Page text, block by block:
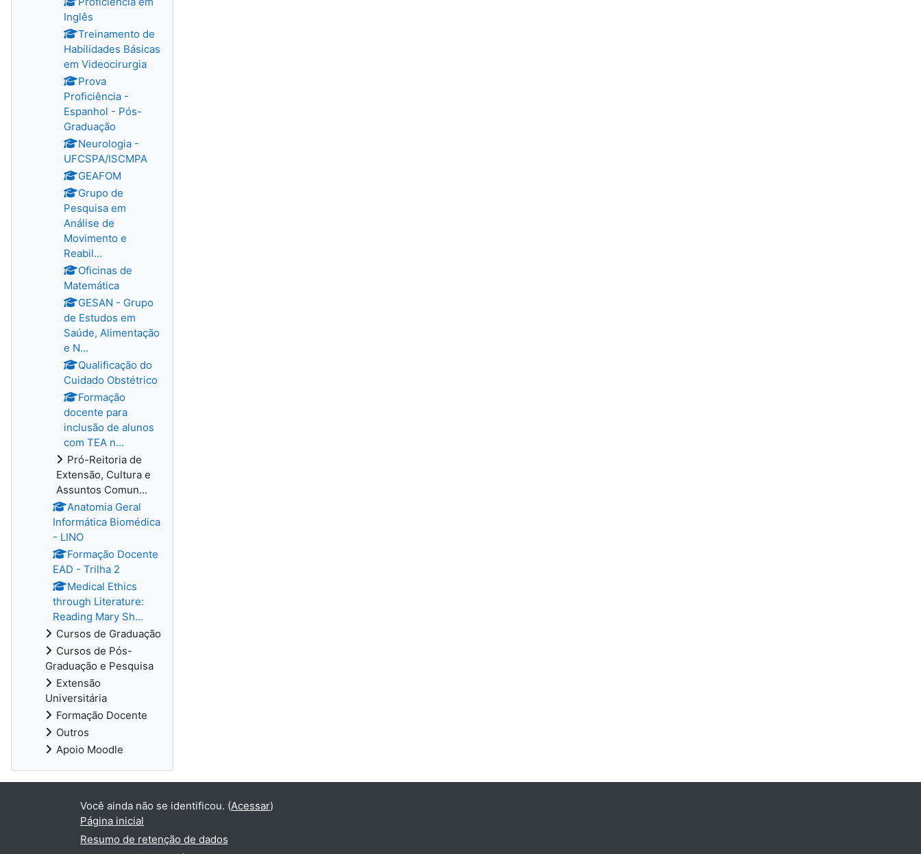
Inglês
Treinamento de
Habilidades Básicas
em Videocirurgia
Prova
Proficiência -
Espanhol - Pós-
Graduação
Neurologia -
UFCSPA/ISCMPA
GEAFOM
Grupo de
Pesquisa em
Análise de
Movimento e
Reabil...
Oficinas de
Matemática
GESAN - Grupo
de Estudos em
Saúde, Alimentação
e N...
Qualificação do
Cuidado Obstétrico
Formação
docente para
inclusão de alunos
com TEA n...
Pró-Reitoria de
Extensão, Cultura e
Assuntos Comun...
Anatomia Geral
Informática Biomédica
- LINO
Formação Docente
EAD - Trilha 2
Medical Ethics
through Literature:
Reading Mary Sh...
Cursos de Graduação
Cursos de Pós-
Graduação e Pesquisa
Extensão
Universitária
Formação Docente
Outros
Apoio Moodle
Você ainda não se identificou. (Acessar)
Página inicial
Resumo de retenção de dados